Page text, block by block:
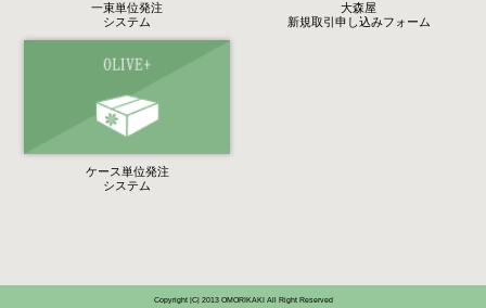
一束単位発注
システム
大森屋
新規取引申し込みフォーム
ケース単位発注
システム
Copyright |C| 2013 OMORIKAKI All Right Reserved